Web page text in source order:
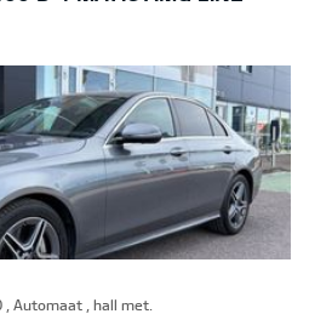
, Automaat , hall met.